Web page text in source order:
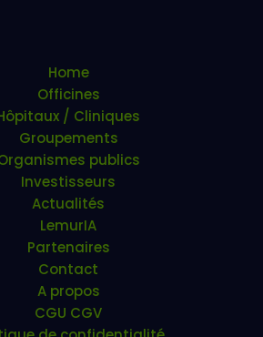
Home
Officines
/ Cliniques
Groupements
publics
Investisseurs
Actualités
LemurIA
Partenaires
Contact
A propos
CGU CGV